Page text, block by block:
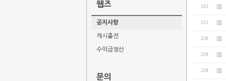
웹즈
공지사항
캐시충전
수익금정산
문의
232
231
230
229
228